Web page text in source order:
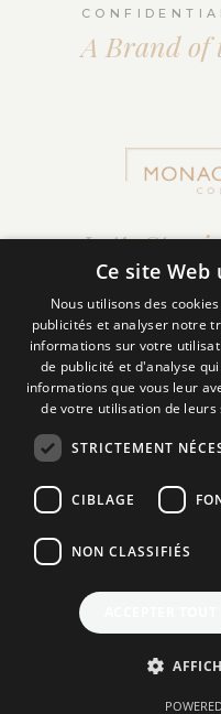
A Brand of
Let’s Stay
FACEBOOK
LINKEDIN
INSTAGRAM
Subscribe
Newsletters
Ce site
Nous utilisons des
publicités et analyser notre
informations sur votre
de publicité et d'analyse
informations que vous leur
de votre utilisation de leurs
STRICTEMENT
CIBLAGE
NON CLASSIFIÉS